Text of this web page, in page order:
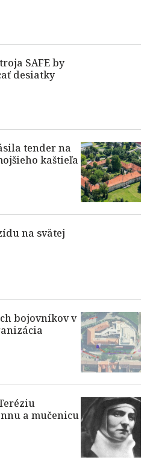
SAFE by
desiatky
tender na
kaštieľa
na svätej
bojovníkov v
a mučenicu